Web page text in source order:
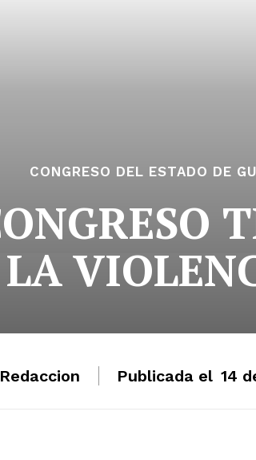
CONGRESO DEL ESTADO DE
Redaccion Publicada el 14